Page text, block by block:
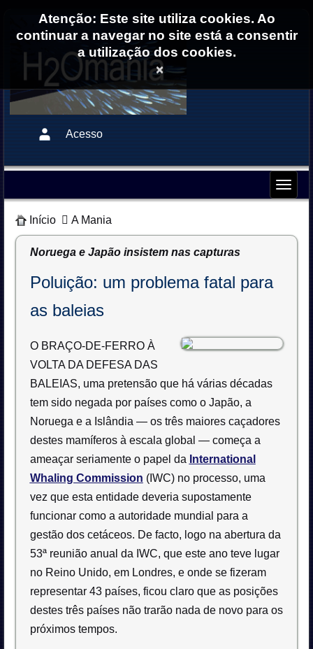
Acesso
Início A Mania
Noruega e Japão insistem nas capturas
Poluição: um problema fatal para
as baleias
O BRAÇO-DE-FERRO À
VOLTA DA DEFESA DAS
BALEIAS, uma pretensão que há várias décadas
tem sido negada por países como o Japão, a
Noruega e a Islândia — os três maiores caçadores
destes mamíferos à escala global — começa a
ameaçar seriamente o papel da International
Whaling Commission (IWC) no processo, uma
vez que esta entidade deveria supostamente
funcionar como a autoridade mundial para a
gestão dos cetáceos. De facto, logo na abertura da
53ª reunião anual da IWC, que este ano teve lugar
no Reino Unido, em Londres, e onde se fizeram
representar 43 países, ficou claro que as posições
destes três países não trarão nada de novo para os
próximos tempos.
Atenção: Este site utiliza cookies. Ao
continuar a navegar no site está a consentir
a utilização dos cookies.
×